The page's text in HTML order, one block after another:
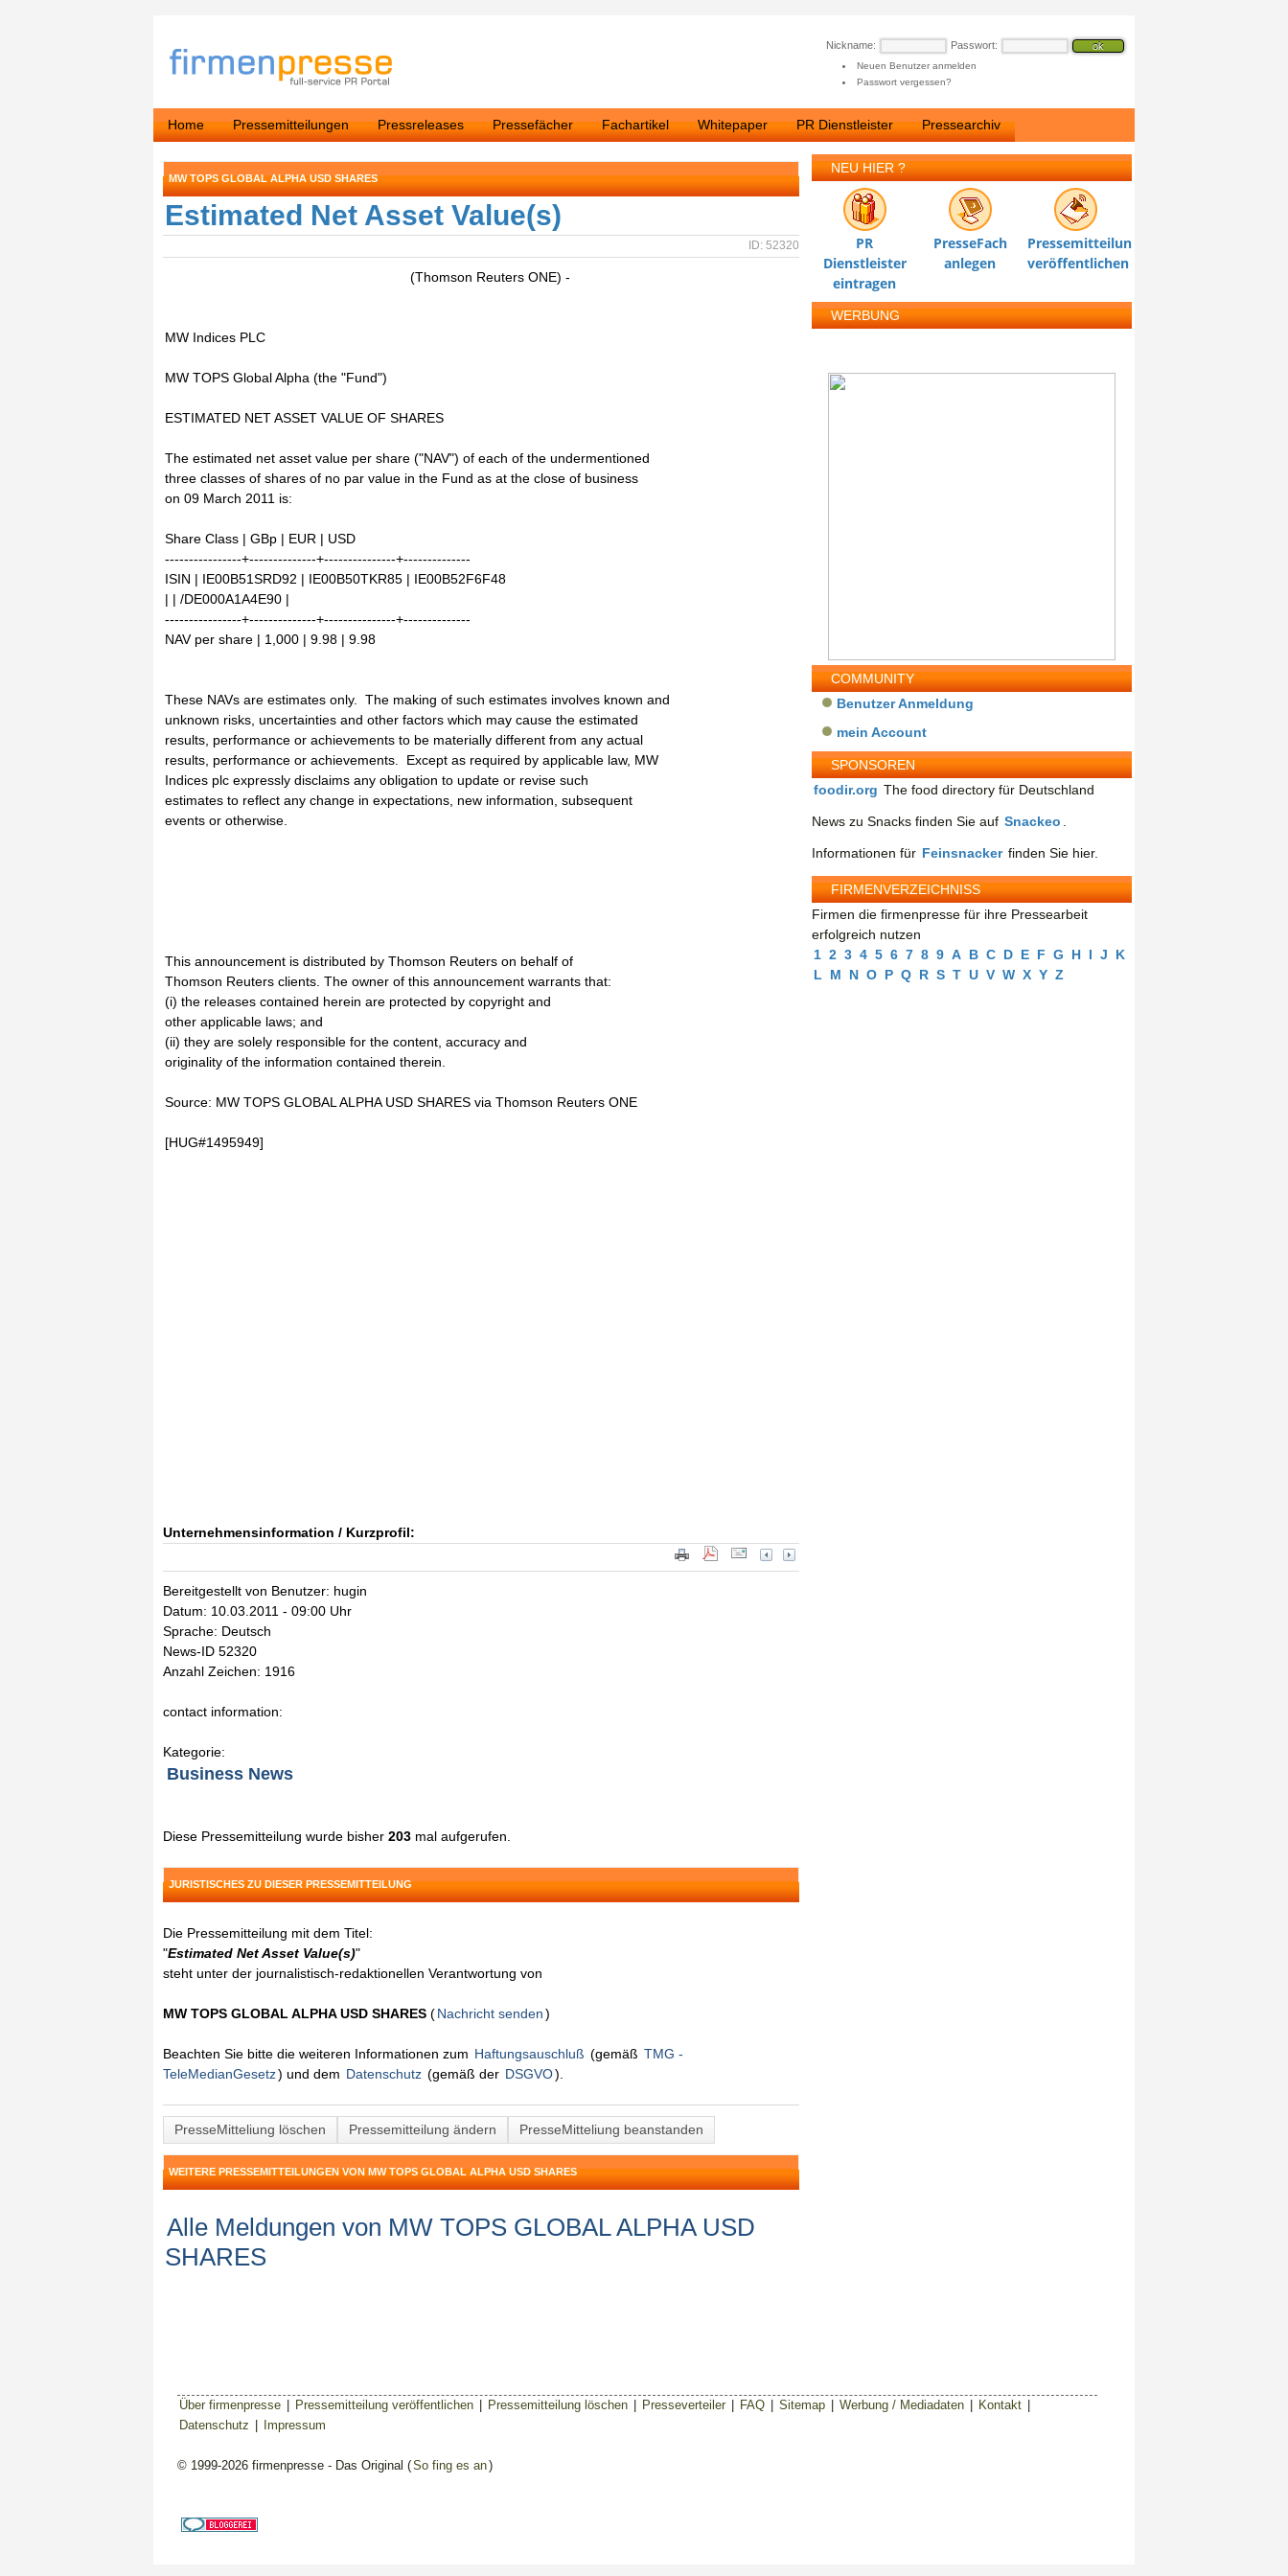
Nickname: Passwort:
Neuen Benutzer anmelden
Passwort vergessen?
Home Pressemitteilungen Pressreleases Pressefächer Fachartikel Whitepaper PR Dienstleister Pressearchiv
MW TOPS GLOBAL ALPHA USD SHARES
Estimated Net Asset Value(s)
ID: 52320
(Thomson Reuters ONE) -
MW Indices PLC
MW TOPS Global Alpha (the "Fund")
ESTIMATED NET ASSET VALUE OF SHARES
The estimated net asset value per share ("NAV") of each of the undermentioned
three classes of shares of no par value in the Fund as at the close of business
on 09 March 2011 is:
Share Class | GBp | EUR | USD
----------------+--------------+---------------+--------------
ISIN | IE00B51SRD92 | IE00B50TKR85 | IE00B52F6F48
| | /DE000A1A4E90 |
----------------+--------------+---------------+--------------
NAV per share | 1,000 | 9.98 | 9.98
These NAVs are estimates only. The making of such estimates involves known and
unknown risks, uncertainties and other factors which may cause the estimated
results, performance or achievements to be materially different from any actual
results, performance or achievements. Except as required by applicable law, MW
Indices plc expressly disclaims any obligation to update or revise such
estimates to reflect any change in expectations, new information, subsequent
events or otherwise.
This announcement is distributed by Thomson Reuters on behalf of
Thomson Reuters clients. The owner of this announcement warrants that:
(i) the releases contained herein are protected by copyright and
other applicable laws; and
(ii) they are solely responsible for the content, accuracy and
originality of the information contained therein.
Source: MW TOPS GLOBAL ALPHA USD SHARES via Thomson Reuters ONE
[HUG#1495949]
Unternehmensinformation / Kurzprofil:
Bereitgestellt von Benutzer: hugin
Datum: 10.03.2011 - 09:00 Uhr
Sprache: Deutsch
News-ID 52320
Anzahl Zeichen: 1916
contact information:
Kategorie:
Business News
Diese Pressemitteilung wurde bisher 203 mal aufgerufen.
JURISTISCHES ZU DIESER PRESSEMITTEILUNG
Die Pressemitteilung mit dem Titel:
"Estimated Net Asset Value(s)"
steht unter der journalistisch-redaktionellen Verantwortung von
MW TOPS GLOBAL ALPHA USD SHARES (Nachricht senden)
Beachten Sie bitte die weiteren Informationen zum Haftungsauschluß (gemäß TMG -
TeleMedianGesetz) und dem Datenschutz (gemäß der DSGVO).
PresseMitteliung löschen Pressemitteilung ändern PresseMitteliung beanstanden
WEITERE PRESSEMITTEILUNGEN VON MW TOPS GLOBAL ALPHA USD SHARES
Alle Meldungen von MW TOPS GLOBAL ALPHA USD
SHARES
NEU HIER ?
PR
Dienstleister
eintragen
PresseFach
anlegen
Pressemitteilung
veröffentlichen
WERBUNG
COMMUNITY
Benutzer Anmeldung
mein Account
SPONSOREN
foodir.org The food directory für Deutschland
News zu Snacks finden Sie auf Snackeo
Informationen für Feinsnacker finden Sie hier.
FIRMENVERZEICHNISS
Firmen die firmenpresse für ihre Pressearbeit
erfolgreich nutzen
1 2 3 4 5 6 7 8 9 A B C D E F G H I J
K
L
M N O P Q R S T U V W X Y Z
Über firmenpresse Pressemitteilung veröffentlichen Pressemitteilung löschen Presseverteiler FAQ Sitemap Werbung / Mediadaten Kontakt
Datenschutz
Impressum
© 1999-2026 firmenpresse - Das Original (So fing es an)